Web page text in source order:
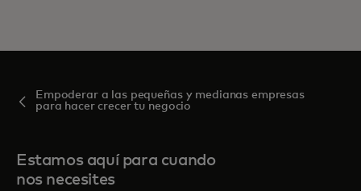
Empoderar a las pequeñas y medianas empresas
para hacer crecer tu negocio
Estamos aquí para cuando
nos necesites